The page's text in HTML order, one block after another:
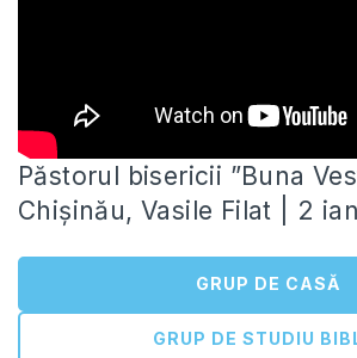
Păstorul bisericii ”Buna
Chișinău, Vasile Filat | 2
GRUP DE CASĂ
GRUP DE STUDIU